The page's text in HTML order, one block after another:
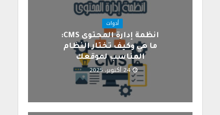
أدوات
انظمة إدارة المحتوى CMS:
ما هي وكيف تختار النظام
المناسب لموقعك
24 أكتوبر، 2025